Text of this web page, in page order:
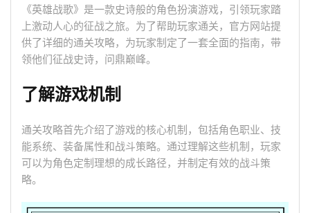
《英雄战歌》是一款史诗般的角色扮演游戏，引领玩家踏
上激动人心的征战之旅。为了帮助玩家通关，官方网站提
供了详细的通关攻略，为玩家制定了一套全面的指南，带
领他们征战史诗，问鼎巅峰。
了解游戏机制
通关攻略首先介绍了游戏的核心机制，包括角色职业、技
能系统、装备属性和战斗策略。通过理解这些机制，玩家
可以为角色定制理想的成长路径，并制定有效的战斗策
略。